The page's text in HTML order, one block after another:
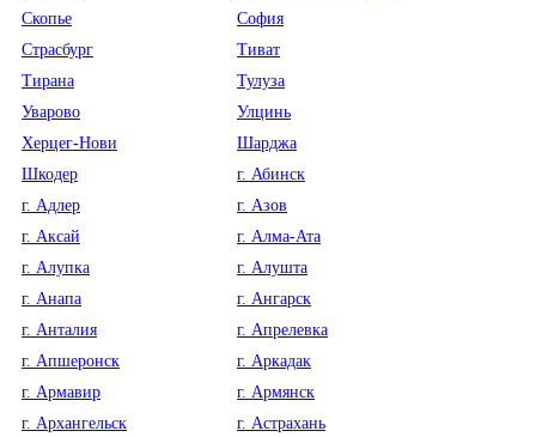
Скопье
София
Страсбург
Тиват
Тирана
Тулуза
Уварово
Улцинь
Херцег-Нови
Шарджа
Шкодер
г. Абинск
г. Адлер
г. Азов
г. Аксай
г. Алма-Ата
г. Алупка
г. Алушта
г. Анапа
г. Ангарск
г. Анталия
г. Апрелевка
г. Апшеронск
г. Аркадак
г. Армавир
г. Армянск
г. Архангельск
г. Астрахань